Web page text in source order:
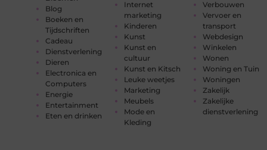
Blog
Boeken en
Tijdschriften
Cadeau
Dienstverlening
Dieren
Electronica en
Computers
Energie
Entertainment
Eten en drinken
Internet
marketing
Kinderen
Kunst
Kunst en
cultuur
Kunst en Kitsch
Leuke weetjes
Marketing
Meubels
Mode en
Kleding
Verbouwen
Vervoer en
transport
Webdesign
Winkelen
Wonen
Woning en Tuin
Woningen
Zakelijk
Zakelijke
dienstverlening